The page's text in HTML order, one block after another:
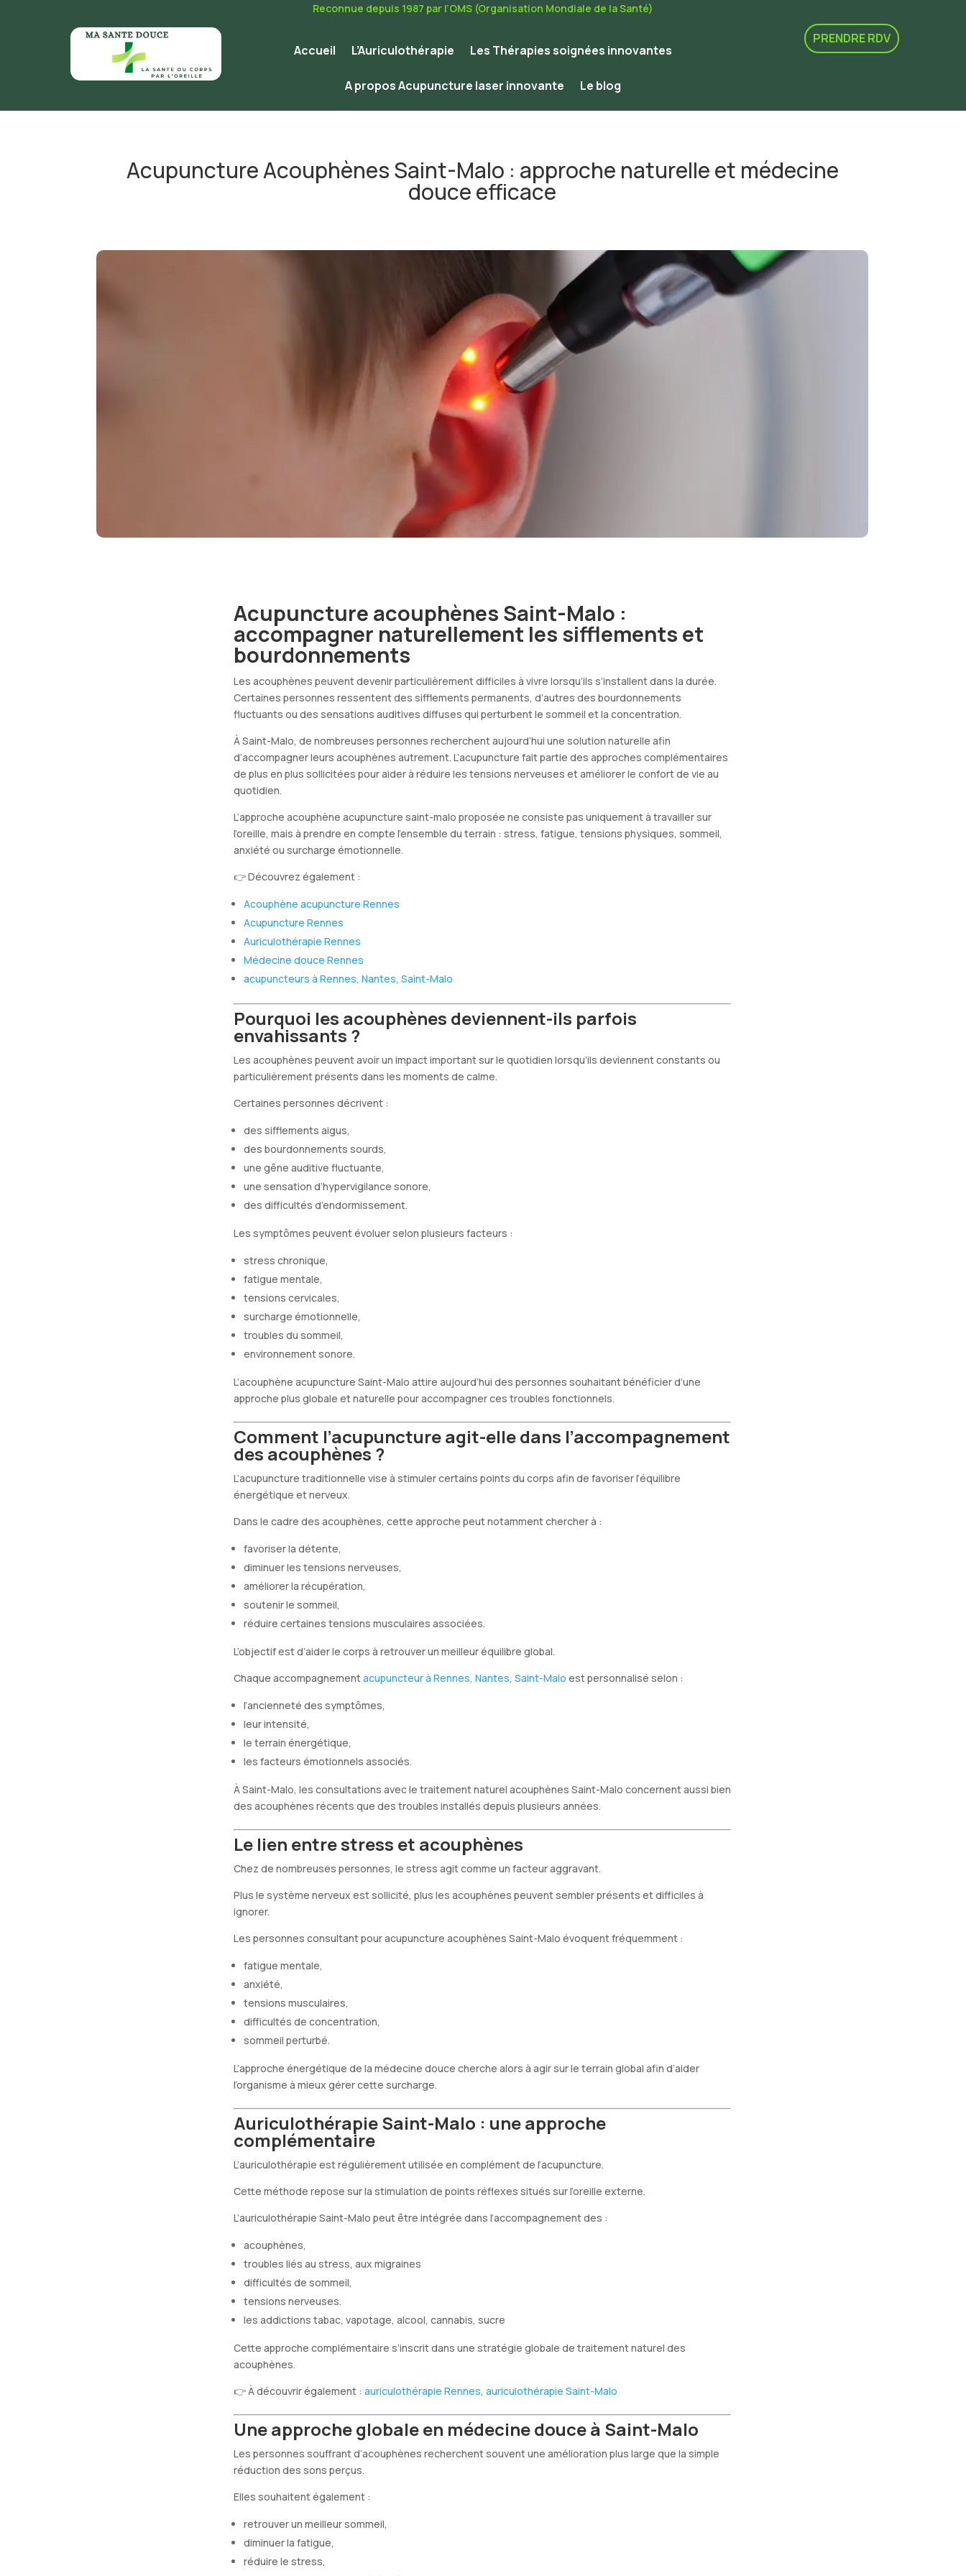
Reconnue depuis 1987 par l’OMS (Organisation Mondiale de la Santé)
Accueil L’Auriculothérapie Les Thérapies soignées innovantes
A propos Acupuncture laser innovante Le blog
PRENDRE RDV
Acupuncture Acouphènes Saint-Malo : approche naturelle et médecine
douce efficace
Acupuncture acouphènes Saint-Malo :
accompagner naturellement les sifflements et
bourdonnements
Les acouphènes peuvent devenir particulièrement difficiles à vivre lorsqu’ils s’installent dans la durée.
Certaines personnes ressentent des sifflements permanents, d’autres des bourdonnements
fluctuants ou des sensations auditives diffuses qui perturbent le sommeil et la concentration.
À Saint-Malo, de nombreuses personnes recherchent aujourd’hui une solution naturelle afin
d’accompagner leurs acouphènes autrement. L’acupuncture fait partie des approches complémentaires
de plus en plus sollicitées pour aider à réduire les tensions nerveuses et améliorer le confort de vie au
quotidien.
L’approche acouphène acupuncture saint-malo proposée ne consiste pas uniquement à travailler sur
l’oreille, mais à prendre en compte l’ensemble du terrain : stress, fatigue, tensions physiques, sommeil,
anxiété ou surcharge émotionnelle.
👉 Découvrez également :
Acouphène acupuncture Rennes
Acupuncture Rennes
Auriculothérapie Rennes
Médecine douce Rennes
acupuncteurs à Rennes, Nantes, Saint-Malo
Pourquoi les acouphènes deviennent-ils parfois
envahissants ?
Les acouphènes peuvent avoir un impact important sur le quotidien lorsqu’ils deviennent constants ou
particulièrement présents dans les moments de calme.
Certaines personnes décrivent :
des sifflements aigus,
des bourdonnements sourds,
une gêne auditive fluctuante,
une sensation d’hypervigilance sonore,
des difficultés d’endormissement.
Les symptômes peuvent évoluer selon plusieurs facteurs :
stress chronique,
fatigue mentale,
tensions cervicales,
surcharge émotionnelle,
troubles du sommeil,
environnement sonore.
L’acouphène acupuncture Saint-Malo attire aujourd’hui des personnes souhaitant bénéficier d’une
approche plus globale et naturelle pour accompagner ces troubles fonctionnels.
Comment l’acupuncture agit-elle dans l’accompagnement
des acouphènes ?
L’acupuncture traditionnelle vise à stimuler certains points du corps afin de favoriser l’équilibre
énergétique et nerveux.
Dans le cadre des acouphènes, cette approche peut notamment chercher à :
favoriser la détente,
diminuer les tensions nerveuses,
améliorer la récupération,
soutenir le sommeil,
réduire certaines tensions musculaires associées.
L’objectif est d’aider le corps à retrouver un meilleur équilibre global.
Chaque accompagnementacupuncteur à Rennes, Nantes, Saint-Malo est personnalisé selon :
l’ancienneté des symptômes,
leur intensité,
le terrain énergétique,
les facteurs émotionnels associés.
À Saint-Malo, les consultations avec le traitement naturel acouphènes Saint-Malo concernent aussi bien
des acouphènes récents que des troubles installés depuis plusieurs années.
Le lien entre stress et acouphènes
Chez de nombreuses personnes, le stress agit comme un facteur aggravant.
Plus le système nerveux est sollicité, plus les acouphènes peuvent sembler présents et difficiles à
ignorer.
Les personnes consultant pour acupuncture acouphènes Saint-Malo évoquent fréquemment :
fatigue mentale,
anxiété,
tensions musculaires,
difficultés de concentration,
sommeil perturbé.
L’approche énergétique de la médecine douce cherche alors à agir sur le terrain global afin d’aider
l’organisme à mieux gérer cette surcharge.
Auriculothérapie Saint-Malo : une approche
complémentaire
L’auriculothérapie est régulièrement utilisée en complément de l’acupuncture.
Cette méthode repose sur la stimulation de points réflexes situés sur l’oreille externe.
L’auriculothérapie Saint-Malo peut être intégrée dans l’accompagnement des :
acouphènes,
troubles liés au stress, aux migraines
difficultés de sommeil,
tensions nerveuses.
les addictions tabac, vapotage, alcool, cannabis, sucre
Cette approche complémentaire s’inscrit dans une stratégie globale de traitement naturel des
acouphènes.
👉 À découvrir également : auriculothérapie Rennes, auriculothérapie Saint-Malo
Une approche globale en médecine douce à Saint-Malo
Les personnes souffrant d’acouphènes recherchent souvent une amélioration plus large que la simple
réduction des sons perçus.
Elles souhaitent également :
retrouver un meilleur sommeil,
diminuer la fatigue,
réduire le stress,